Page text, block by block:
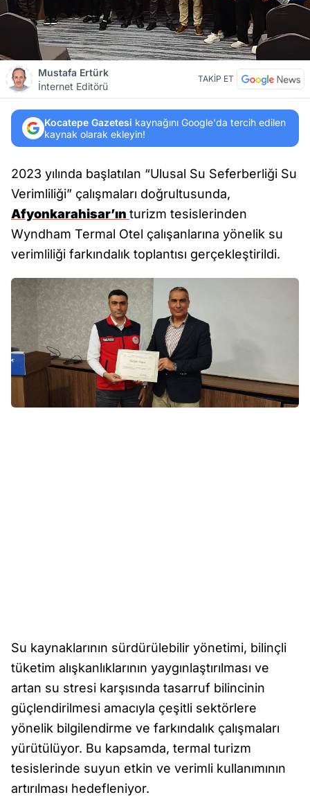
Mustafa Ertürk
İnternet Editörü
TAKİP ET
Kocatepe Gazetesi kaynağını Google'da tercih edilen
kaynak olarak ekleyin!
2023 yılında başlatılan “Ulusal Su Seferberliği Su
Verimliliği” çalışmaları doğrultusunda,
Afyonkarahisar’ın turizm tesislerinden
Wyndham Termal Otel çalışanlarına yönelik su
verimliliği farkındalık toplantısı gerçekleştirildi.
Su kaynaklarının sürdürülebilir yönetimi, bilinçli
tüketim alışkanlıklarının yaygınlaştırılması ve
artan su stresi karşısında tasarruf bilincinin
güçlendirilmesi amacıyla çeşitli sektörlere
yönelik bilgilendirme ve farkındalık çalışmaları
yürütülüyor. Bu kapsamda, termal turizm
tesislerinde suyun etkin ve verimli kullanımının
artırılması hedefleniyor.